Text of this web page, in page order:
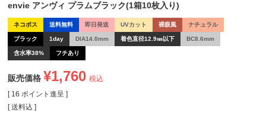
envie アンヴィ プラムブラック(1箱10枚入り)
ネコポス 送料無料 即日発送 UVカット 裸眼風 ナチュラル
ブラック 1day DIA14.0mm 着色直径12.9㎜以下 BC8.6mm
含水率38% フチあり
販売価格 ¥1,760 税込
[ 16 ポイント進呈 ]
送料込